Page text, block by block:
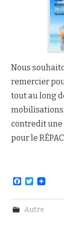
Nous
remercier
tout au long
contredit
pour le
F
c
b
T
i
t
t
Autre